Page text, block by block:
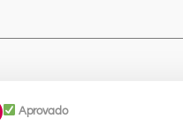
Aprovado